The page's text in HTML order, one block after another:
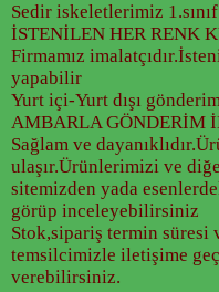
Sedir iskeletlerimiz
İSTENİLEN HER RENK
Firmamız
yapabilir
Yurt içi-Yurt dışı
AMBARLA GÖNDERİM
Sağlam ve
ulaşır.Ürünlerimizi ve
sitemizden yada
görüp inceleyebilirsiniz
Stok,sipariş termin
temsilcimizle iletişime
verebilirsiniz.